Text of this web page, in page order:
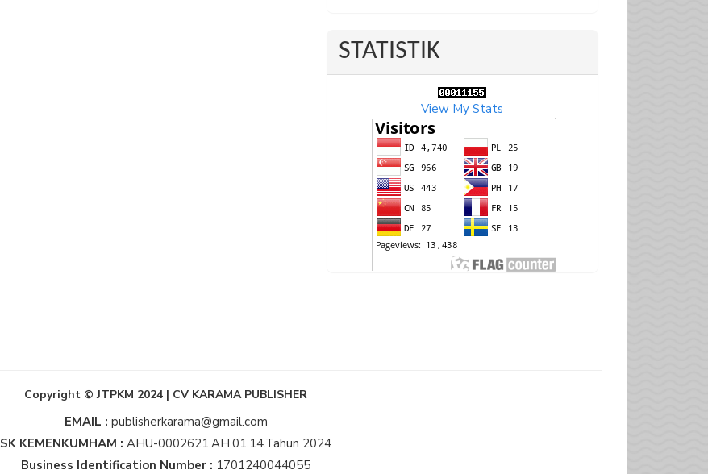
STATISTIK
View My Stats
Copyright © JTPKM 2024 | CV KARAMA PUBLISHER
EMAIL : publisherkarama@gmail.com
SK KEMENKUMHAM : AHU-0002621.AH.01.14.Tahun 2024
Business Identification Number : 1701240044055